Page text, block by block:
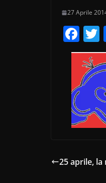
27 Aprile
F
a
c
e
b
o
o
25 aprile, la